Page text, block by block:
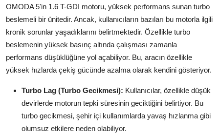
Aydınlatma & Görüş
Şanzıman & Aktarma
Dizel Sistemler
Multimedya & Elektronik
OMODA 5'in 1.6 T-GDI motoru, yüksek performans sunan turbo
beslemeli bir ünitedir. Ancak, kullanıcıların bazıları bu motorla ilgili
kronik sorunlar yaşadıklarını belirtmektedir. Özellikle turbo
beslemenin yüksek basınç altında çalışması zamanla
performans düşüklüğüne yol açabiliyor. Bu, aracın özellikle
yüksek hızlarda çekiş gücünde azalma olarak kendini gösteriyor.
Turbo Lag (Turbo Gecikmesi): Kullanıcılar, özellikle düşük
devirlerde motorun tepki süresinin geciktiğini belirtiyor. Bu
turbo gecikmesi, şehir içi kullanımlarda yavaş hızlanma gibi
olumsuz etkilere neden olabiliyor.